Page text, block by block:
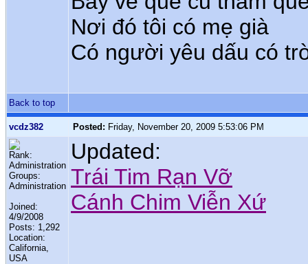
Nơi đó tôi có mẹ già
Có người yêu dấu có
Back to top
vcdz382 Posted: Friday, November 20, 2009 5:53:06 PM
Rank:
Administration
Groups:
Administration
Joined:
4/9/2008
Posts: 1,292
Location:
California,
USA
Updated:
Trái Tim Rạn Vỡ
Cánh Chim Viễn Xứ